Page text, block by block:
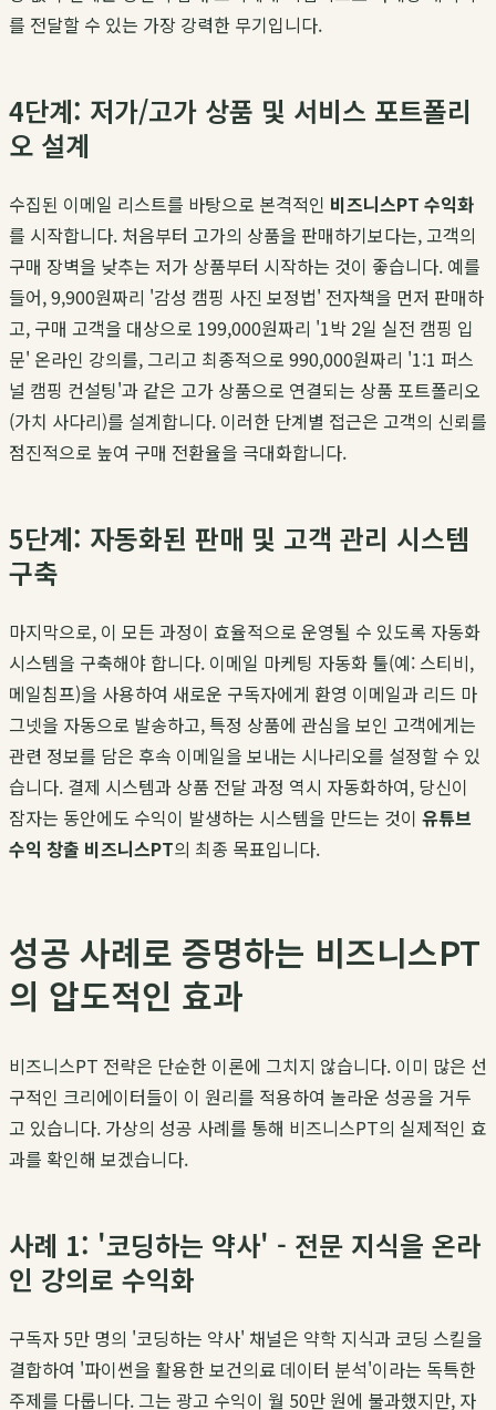
를 전달할 수 있는 가장 강력한 무기입니다.
4단계: 저가/고가 상품 및 서비스 포트폴리
오 설계
수집된 이메일 리스트를 바탕으로 본격적인 비즈니스PT 수익화
를 시작합니다. 처음부터 고가의 상품을 판매하기보다는, 고객의
구매 장벽을 낮추는 저가 상품부터 시작하는 것이 좋습니다. 예를
들어, 9,900원짜리 '감성 캠핑 사진 보정법' 전자책을 먼저 판매하
고, 구매 고객을 대상으로 199,000원짜리 '1박 2일 실전 캠핑 입
문' 온라인 강의를, 그리고 최종적으로 990,000원짜리 '1:1 퍼스
널 캠핑 컨설팅'과 같은 고가 상품으로 연결되는 상품 포트폴리오
(가치 사다리)를 설계합니다. 이러한 단계별 접근은 고객의 신뢰를
점진적으로 높여 구매 전환율을 극대화합니다.
5단계: 자동화된 판매 및 고객 관리 시스템
구축
마지막으로, 이 모든 과정이 효율적으로 운영될 수 있도록 자동화
시스템을 구축해야 합니다. 이메일 마케팅 자동화 툴(예: 스티비,
메일침프)을 사용하여 새로운 구독자에게 환영 이메일과 리드 마
그넷을 자동으로 발송하고, 특정 상품에 관심을 보인 고객에게는
관련 정보를 담은 후속 이메일을 보내는 시나리오를 설정할 수 있
습니다. 결제 시스템과 상품 전달 과정 역시 자동화하여, 당신이
잠자는 동안에도 수익이 발생하는 시스템을 만드는 것이 유튜브
수익 창출 비즈니스PT의 최종 목표입니다.
성공 사례로 증명하는 비즈니스PT
의 압도적인 효과
비즈니스PT 전략은 단순한 이론에 그치지 않습니다. 이미 많은 선
구적인 크리에이터들이 이 원리를 적용하여 놀라운 성공을 거두
고 있습니다. 가상의 성공 사례를 통해 비즈니스PT의 실제적인 효
과를 확인해 보겠습니다.
사례 1: '코딩하는 약사' - 전문 지식을 온라
인 강의로 수익화
구독자 5만 명의 '코딩하는 약사' 채널은 약학 지식과 코딩 스킬을
결합하여 '파이썬을 활용한 보건의료 데이터 분석'이라는 독특한
주제를 다룹니다. 그는 광고 수익이 월 50만 원에 불과했지만, 자